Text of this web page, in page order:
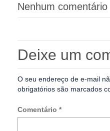
Nenhum comentário
Deixe um
O seu endereço de e-mail
obrigatórios são marcados
Comentário *